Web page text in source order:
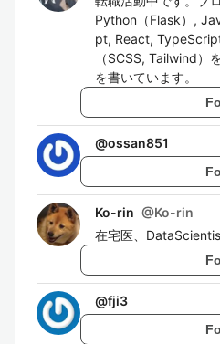
Python（Flask）,
pt, React,
（SCSS, Tailwind）
を書いています。
@ossan851
Ko-rin @Ko-rin
在宅医、
@fji3